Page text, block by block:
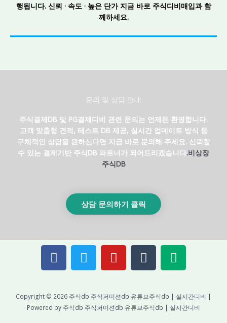
행됩니다. 신뢰 · 속도 · 높은 단가 지금 바로 주식디비매입과 함
께하세요.
문의 및 상담 안내
주식결제DB 및 PG결제디비 관련 문의는 언제든 환영합니다.
고객 맞춤형 견적, 테스트 DB 제공, 실시간 업데이트 방식 등
구체적인 상담을 원하신다면 지금 바로 문의해 주세요. 신뢰할
수 있는 결제기반 주식DB 파트너가 되어드리겠습니다.비상장
주식DB
상담 문의하기 클릭
F
a
c
b
o
T
w
i
t
e
Y
o
u
u
b
T
u
m
l
r
M
e
d
u
m
Copyright © 2026 주식db 주식퍼미션db 유튜브주식db | 실시간디비 |
Powered by 주식db 주식퍼미션db 유튜브주식db | 실시간디비